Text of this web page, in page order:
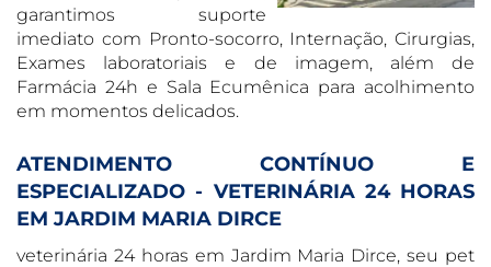
garantimos suporte
imediato com Pronto-socorro, Internação, Cirurgias,
Exames laboratoriais e de imagem, além de
Farmácia 24h e Sala Ecumênica para acolhimento
em momentos delicados.
ATENDIMENTO CONTÍNUO E
ESPECIALIZADO - VETERINÁRIA 24 HORAS
EM JARDIM MARIA DIRCE
veterinária 24 horas em Jardim Maria Dirce, seu pet